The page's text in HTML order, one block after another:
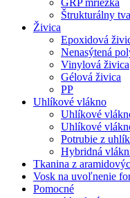
Štrukturálny
Živica
Epoxidová
Nenasýtená
Vinylová živica
Gélová živica
PP
Uhlíkové vlákno
Uhlíkové
Uhlíkové
Potrubie z
Hybridná
Tkanina z
Vosk na uvoľnenie
Pomocné